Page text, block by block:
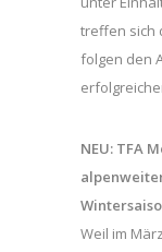
treffen sich
folgen den
NEU: TFA
Weil im